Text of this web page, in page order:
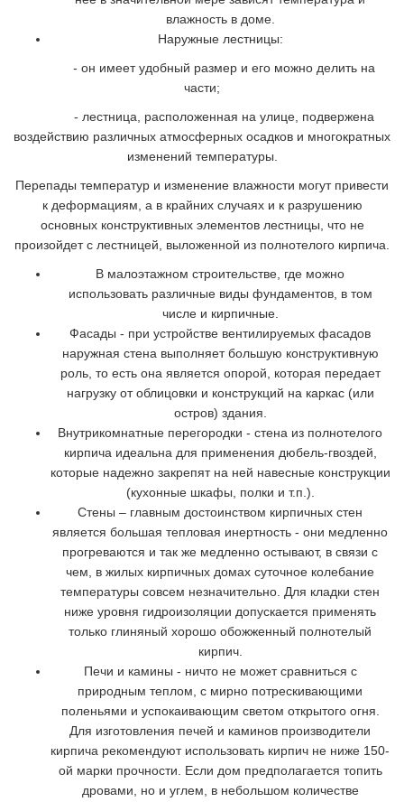
влажность в доме.
Наружные лестницы:
- он имеет удобный размер и его можно делить на
части;
- лестница, расположенная на улице, подвержена
воздействию различных атмосферных осадков и многократных
изменений температуры.
Перепады температур и изменение влажности могут привести
к деформациям, а в крайних случаях и к разрушению
основных конструктивных элементов лестницы, что не
произойдет с лестницей, выложенной из полнотелого кирпича.
В малоэтажном строительстве, где можно
использовать различные виды фундаментов, в том
числе и кирпичные.
Фасады - при устройстве вентилируемых фасадов
наружная стена выполняет большую конструктивную
роль, то есть она является опорой, которая передает
нагрузку от облицовки и конструкций на каркас (или
остров) здания.
Внутрикомнатные перегородки - стена из полнотелого
кирпича идеальна для применения дюбель-гвоздей,
которые надежно закрепят на ней навесные конструкции
(кухонные шкафы, полки и т.п.).
Стены – главным достоинством кирпичных стен
является большая тепловая инертность - они медленно
прогреваются и так же медленно остывают, в связи с
чем, в жилых кирпичных домах суточное колебание
температуры совсем незначительно. Для кладки стен
ниже уровня гидроизоляции допускается применять
только глиняный хорошо обожженный полнотелый
кирпич.
Печи и камины - ничто не может сравниться с
природным теплом, с мирно потрескивающими
поленьями и успокаивающим светом открытого огня.
Для изготовления печей и каминов производители
кирпича рекомендуют использовать кирпич не ниже 150-
ой марки прочности. Если дом предполагается топить
дровами, но и углем, в небольшом количестве